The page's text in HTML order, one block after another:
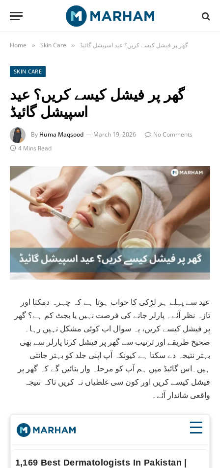
Home » Skin Care » گھر پر فیشل کیسے کریں؟ عید اسپیشل گائیڈ
SKIN CARE
گھر پر فیشل کیسے کریں؟ عید
اسپیشل گائیڈ
By Huma Maqsood March 19, 2026
No Comments
4 Mins Read
عید سے پہلے ہر لڑکی کا خواب ہوتا ہے کہ چہرہ دمکتا اور
تازہ نظر آئے۔ پارلر جانے کی فرصت نہیں یا بجٹ کم ہے؟ گھر
پر فیشل کیسے کریں، یہ سوال اب کوئی مشکل نہیں رہا۔
صحیح طریقے اور ترتیب سے گھر پر فیشل کرنا پارلر سے بھی
بہتر نتیجہ دے سکتا ہے کیونکہ آپ اپنی جلد کو بہتر جانتی
ہیں۔اس گائیڈ میں ہم آپ کو مرحلہ وار بتائیں گے کہ گھر پر
فیشل کیسے کریں اور کون سی غلطیاں نہ کریں تاکہ نتیجہ
واقعی شاندار آئے۔